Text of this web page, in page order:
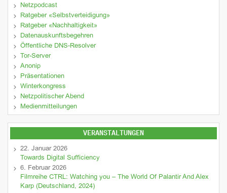
Netzpodcast
Ratgeber «Selbstverteidigung»
Ratgeber «Nachhaltigkeit»
Datenauskunftsbegehren
Öffentliche DNS-Resolver
Tor-Server
Anonip
Präsentationen
Winterkongress
Netzpolitischer Abend
Medienmitteilungen
VERANSTALTUNGEN
22. Januar 2026
Towards Digital Sufficiency
6. Februar 2026
Filmreihe CTRL: Watching you – The World Of Palantir And Alex
Karp (Deutschland, 2024)